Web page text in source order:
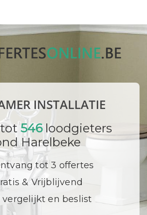
installaties
INSTALLATIE
tot546loodgieters
Harelbeke
tot 3 offertes
& Vrijblijvend
vergelijkt en beslist